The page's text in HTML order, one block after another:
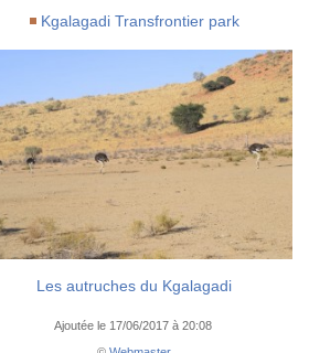
Kgalagadi Transfrontier park
Les autruches du Kgalagadi
Ajoutée le 17/06/2017 à 20:08